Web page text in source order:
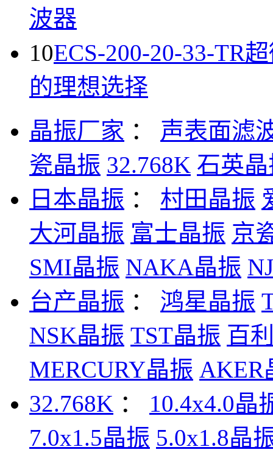
波器
10ECS-200-20-33-TR
的理想选择
晶振厂家 ：
声表面滤
瓷晶振 32.768K 石英
日本晶振 ： 村田晶振
大河晶振 富士晶振 京
SMI晶振 NAKA晶振
台产晶振 ： 鸿星晶振
NSK晶振 TST晶振 百
MERCURY晶振 AKER
32.768K ：
10.4x4.0晶
7.0x1.5晶振 5.0x1.8晶